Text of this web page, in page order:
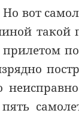
вот
такой